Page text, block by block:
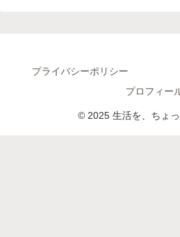
プライバシーポリシー
プロフィー
© 2025 生活を、ちょ